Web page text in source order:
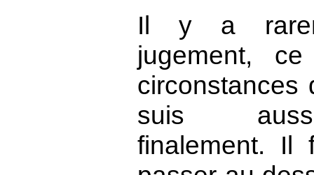
Il y a
jugement,
circonstances
suis
finalement. Il